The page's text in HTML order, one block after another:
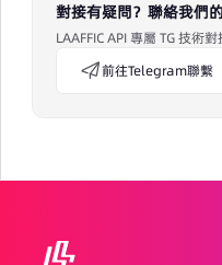
對接有疑問？聯絡我們
LAAFFIC API 專屬 TG 技術
前往Telegram聯繫